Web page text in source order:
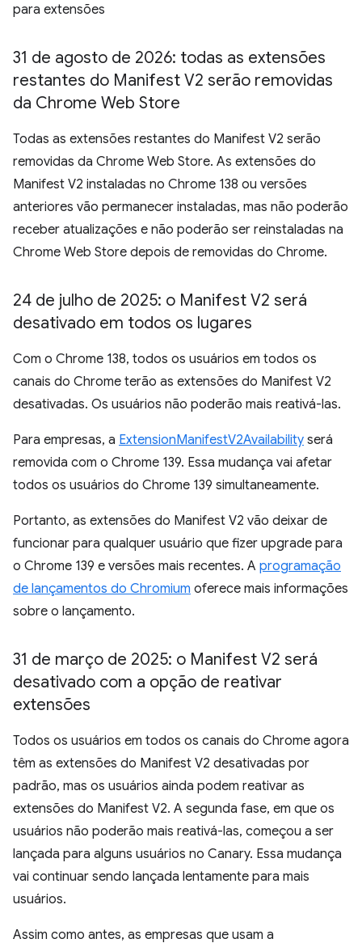
para extensões
31 de agosto de 2026: todas as extensões
restantes do Manifest V2 serão removidas
da Chrome Web Store
Todas as extensões restantes do Manifest V2 serão
removidas da Chrome Web Store. As extensões do
Manifest V2 instaladas no Chrome 138 ou versões
anteriores vão permanecer instaladas, mas não poderão
receber atualizações e não poderão ser reinstaladas na
Chrome Web Store depois de removidas do Chrome.
24 de julho de 2025: o Manifest V2 será
desativado em todos os lugares
Com o Chrome 138, todos os usuários em todos os
canais do Chrome terão as extensões do Manifest V2
desativadas. Os usuários não poderão mais reativá-las.
Para empresas, a ExtensionManifestV2Availability será
removida com o Chrome 139. Essa mudança vai afetar
todos os usuários do Chrome 139 simultaneamente.
Portanto, as extensões do Manifest V2 vão deixar de
funcionar para qualquer usuário que fizer upgrade para
o Chrome 139 e versões mais recentes. A programação
de lançamentos do Chromium oferece mais informações
sobre o lançamento.
31 de março de 2025: o Manifest V2 será
desativado com a opção de reativar
extensões
Todos os usuários em todos os canais do Chrome agora
têm as extensões do Manifest V2 desativadas por
padrão, mas os usuários ainda podem reativar as
extensões do Manifest V2. A segunda fase, em que os
usuários não poderão mais reativá-las, começou a ser
lançada para alguns usuários no Canary. Essa mudança
vai continuar sendo lançada lentamente para mais
usuários.
Assim como antes, as empresas que usam a